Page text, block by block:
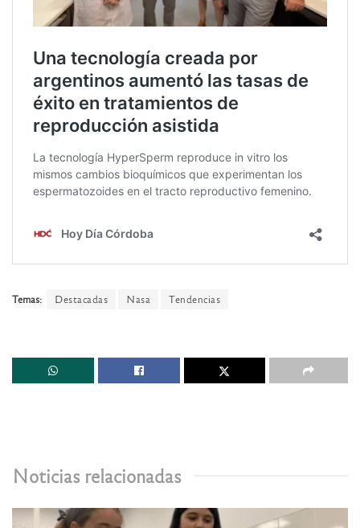
Temas: Destacadas Nasa Tendencias
Noticias relacionadas